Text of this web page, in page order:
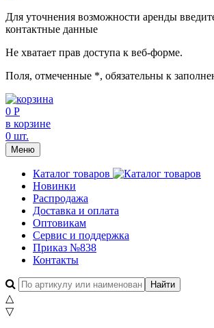
Для уточнения возможности аренды
контактные данные
Не хватает прав доступа к веб-форме.
Поля, отмеченные *, обязательны к
0 Р
в корзине
0 шт.
Меню
Каталог товаров
Новинки
Распродажа
Доставка и оплата
Оптовикам
Сервис и поддержка
Приказ №838
Контакты
△
▽